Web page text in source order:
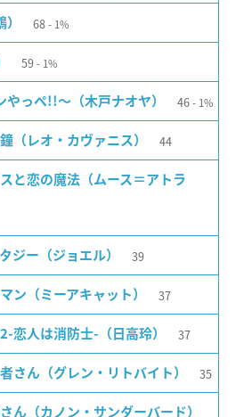
68 1%
59 1%
やっぺ!!〜（木戸ナオヤ） 46 1%
（レオ・カヴァニス） 44
と恋の魔法（ムース＝アトラ
ジー（ジョエル） 39
ン（ミーアキャット） 37
恋人は消防士-（日高玲） 37
さん（グレン・リトバイト） 35
ん（カノン・サンダーバード）